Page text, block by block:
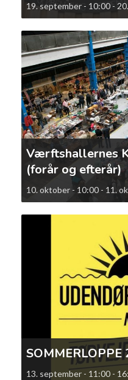
19. september - 10:00 -
Værftshallernes
(forår og efterår)
10. oktober - 10:00 - 11.
SOMMERLOPPE
13. september - 11:00 -